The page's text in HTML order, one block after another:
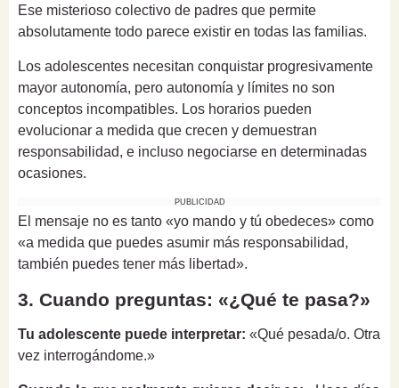
Ese misterioso colectivo de padres que permite
absolutamente todo parece existir en todas las familias.
Los adolescentes necesitan conquistar progresivamente
mayor autonomía, pero autonomía y límites no son
conceptos incompatibles. Los horarios pueden
evolucionar a medida que crecen y demuestran
responsabilidad, e incluso negociarse en determinadas
ocasiones.
PUBLICIDAD
El mensaje no es tanto «yo mando y tú obedeces» como
«a medida que puedes asumir más responsabilidad,
también puedes tener más libertad».
3. Cuando preguntas: «¿Qué te pasa?»
Tu adolescente puede interpretar: «Qué pesada/o. Otra
vez interrogándome.»